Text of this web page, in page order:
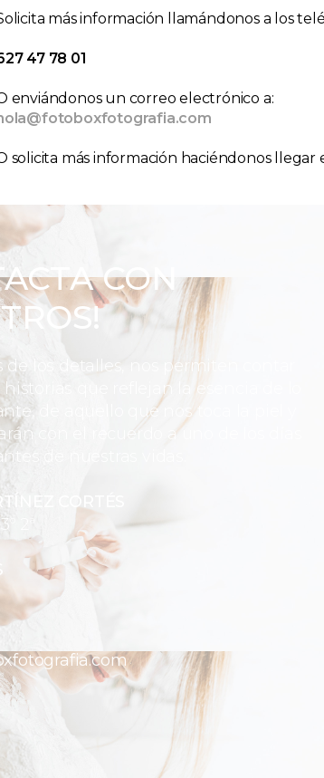
más información llamándonos a los
47 78 01
enviándonos un correo electrónico a:
solicita más información haciéndonos
CON
de los detalles, nos permiten contar
que reflejan la esencia de lo
de aquello que nos toca la piel y
con el recuerdo a uno de los días
de nuestras vidas.
CORTÉS
2ª